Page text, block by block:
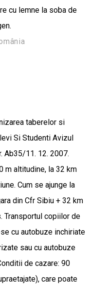
cu lemne la soba de
taberelor si
Si Studenti Avizul
Ab35/11. 12. 2007.
m altitudine, la 32 km
Cum se ajunge la
din Cfr Sibiu + 32 km
Transportul copiilor de
cu autobuze inchiriate
sau cu autobuze
de cazare: 90
care poate